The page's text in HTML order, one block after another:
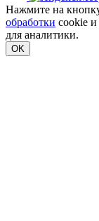
Нажмите на
обработки cookie
для аналитики.
OK